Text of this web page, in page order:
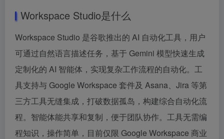
Workspace Studio是什么
Workspace Studio 是谷歌推出的 AI 自动化工具，用户
可通过自然语言描述任务，基于 Gemini 模型快速生成
定制化的 AI 智能体，实现复杂工作流程的自动化。工
具支持与 Google Workspace 套件及 Asana、Jira 等第
三方工具无缝集成，打破数据孤岛，构建综合自动化流
程。智能体能共享和复制，便于团队协作。工具无需编
程知识，操作简单，目前仅限 Google Workspace 商业